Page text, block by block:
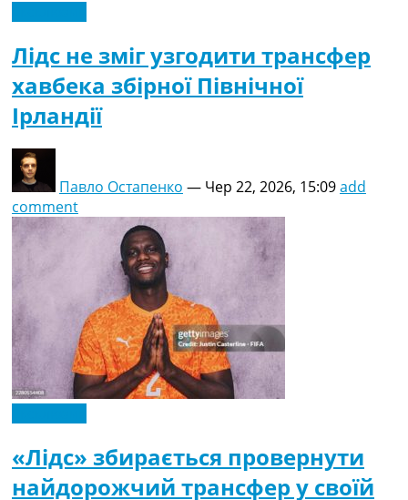
Лідс не зміг узгодити трансфер
хавбека збірної Північної
Ірландії
Павло Остапенко — Чер 22, 2026, 15:09add
comment
«Лідс» збирається провернути
найдорожчий трансфер у своїй